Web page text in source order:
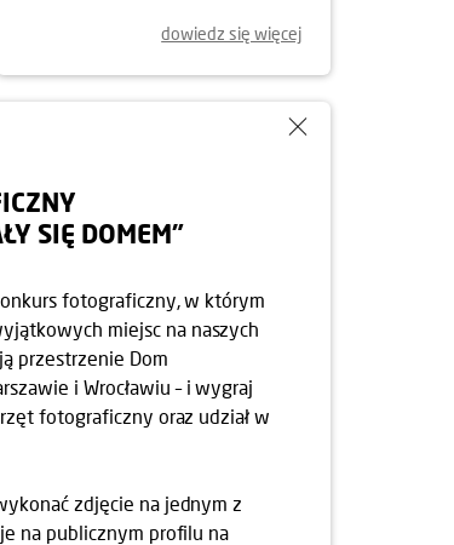
dowiedz się więcej
SIĘ DOMEM”
fotograficzny, w którym
miejsc na naszych
przestrzenie Dom
i Wrocławiu – i wygraj
fotograficzny oraz udział w
zdjęcie na jednym z
na publicznym profilu na